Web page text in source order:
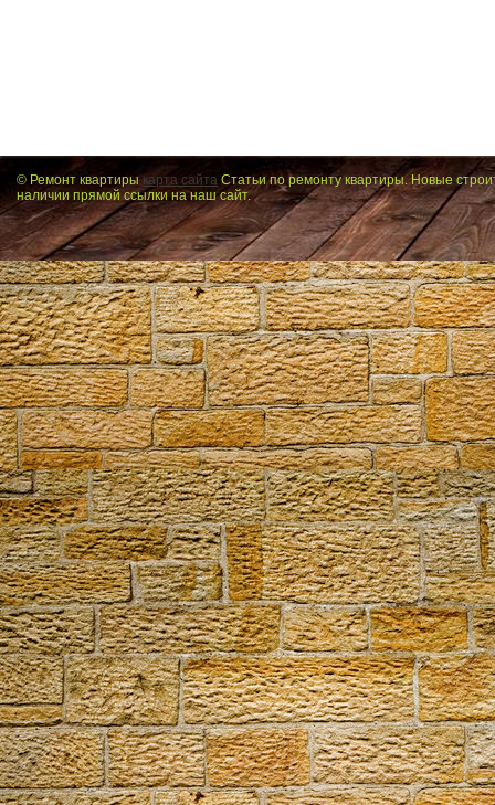
© Ремонт квартирыкарта сайта Статьи по ремонту квартиры. Новые
наличии прямой ссылки на наш сайт.